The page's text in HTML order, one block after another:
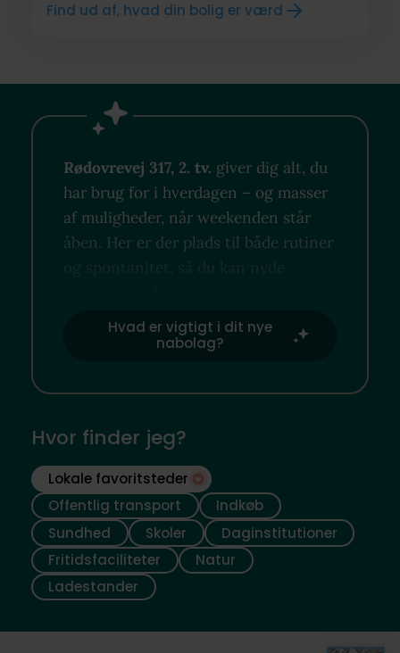
Find ud af, hvad din bolig er værd
Rødovrevej 317, 2. tv. giver dig alt, du
har brug for i hverdagen – og masser
af muligheder, når weekenden står
åben. Her er der plads til både rutiner
og spontanitet, så du kan nyde
Hvad er vigtigt i dit nye
nabolag?
Hvor finder jeg?
Lokale favoritsteder
Offentlig transport
Indkøb
Sundhed
Skoler
Daginstitutioner
Fritidsfaciliteter
Natur
Ladestander